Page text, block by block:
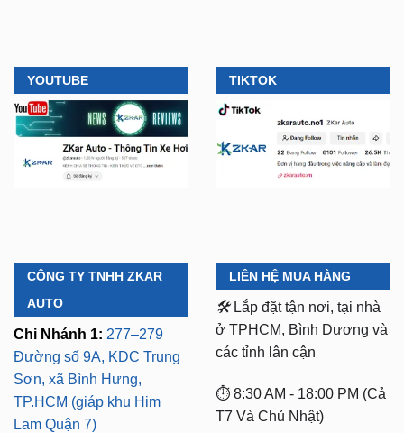
YOUTUBE TIKTOK
CÔNG TY TNHH ZKAR
AUTO
Chi Nhánh 1: 277–279
Đường số 9A, KDC Trung
Sơn, xã Bình Hưng,
TP.HCM (giáp khu Him
Lam Quận 7)
LIÊN HỆ MUA HÀNG
🛠️ Lắp đặt tận nơi, tại nhà
ở TPHCM, Bình Dương và
các tỉnh lân cận
⏱️ 8:30 AM - 18:00 PM (Cả
T7 Và Chủ Nhật)